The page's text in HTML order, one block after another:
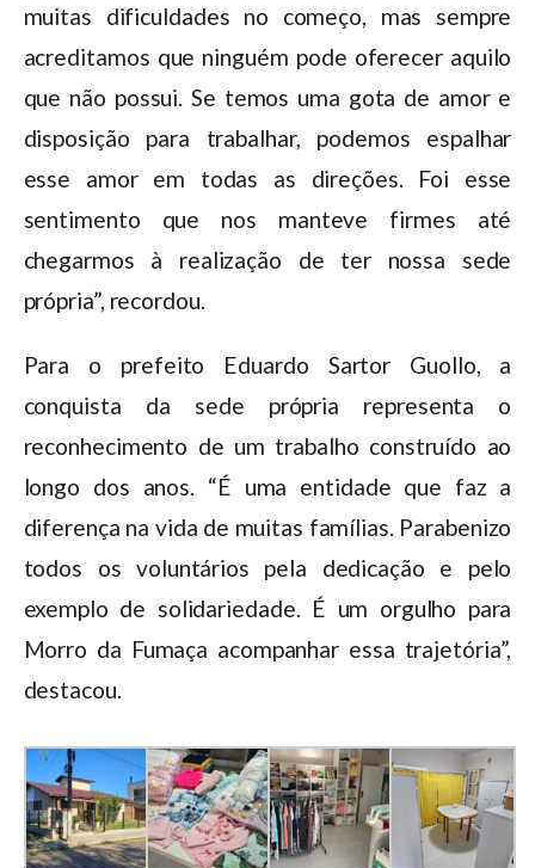
muitas dificuldades no começo, mas sempre
acreditamos que ninguém pode oferecer aquilo
que não possui. Se temos uma gota de amor e
disposição para trabalhar, podemos espalhar
esse amor em todas as direções. Foi esse
sentimento que nos manteve firmes até
chegarmos à realização de ter nossa sede
própria”, recordou.
Para o prefeito Eduardo Sartor Guollo, a
conquista da sede própria representa o
reconhecimento de um trabalho construído ao
longo dos anos. “É uma entidade que faz a
diferença na vida de muitas famílias. Parabenizo
todos os voluntários pela dedicação e pelo
exemplo de solidariedade. É um orgulho para
Morro da Fumaça acompanhar essa trajetória”,
destacou.